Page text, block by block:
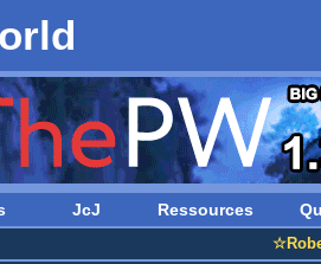
JcJ Ressources